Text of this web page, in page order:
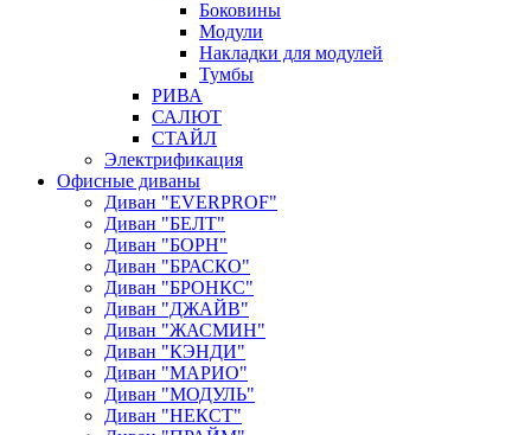
Боковины
Модули
Накладки для модулей
Тумбы
РИВА
САЛЮТ
СТАЙЛ
Электрификация
Офисные диваны
Диван "EVERPROF"
Диван "БЕЛТ"
Диван "БОРН"
Диван "БРАСКО"
Диван "БРОНКС"
Диван "ДЖАЙВ"
Диван "ЖАСМИН"
Диван "КЭНДИ"
Диван "МАРИО"
Диван "МОДУЛЬ"
Диван "НЕКСТ"